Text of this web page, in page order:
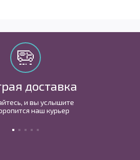
доставка
и вы услышите
наш курьер